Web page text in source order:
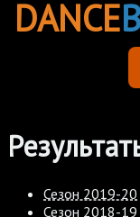
DANCE
Сезон 2019-20
Сезон 2018-19